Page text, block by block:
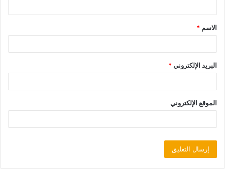
الاسم *
البريد الإلكتروني*
الموقع الإلكتروني